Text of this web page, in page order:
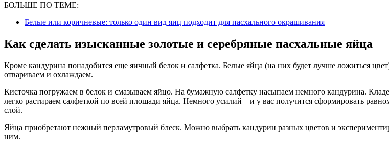
БОЛЬШЕ ПО ТЕМЕ:
Белые или коричневые: только один вид яиц подходит для пасхального окрашивания
Как сделать изысканные золотые и серебряные пасхальные яйца
Кроме кандурина понадобится еще яичный белок и салфетка. Белые яйца (на них будет лучше ложиться
отвариваем и охлаждаем.
Кисточка погружаем в белок и смазываем яйцо. На бумажную салфетку насыпаем немного кандурина.
легко растираем салфеткой по всей площади яйца. Немного усилий – и у вас получится сформировать
слой.
Яйца приобретают нежный перламутровый блеск. Можно выбрать кандурин разных цветов и
ним.